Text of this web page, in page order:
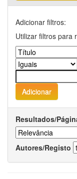
Adicionar filtros:
Utilizar filtros para
Resultados/
Autores/Registo